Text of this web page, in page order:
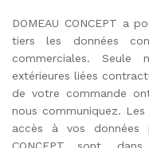
DOMEAU CONCEPT a
tiers les données
commerciales.
extérieures liées
de votre commande
nous communiquez.
accès à vos données